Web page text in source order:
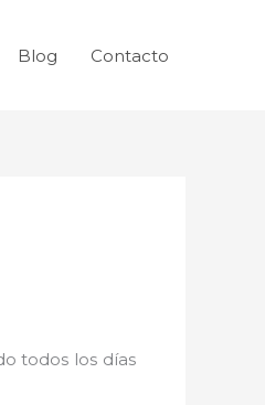
Blog Contacto
todos los días